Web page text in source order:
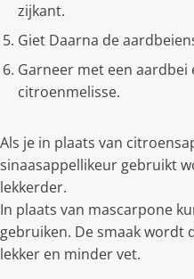
zijkant.
Giet Daarna de
Garneer met een
citroenmelisse.
Als je in plaats van
sinaasappellikeur gebruikt
lekkerder.
In plaats van mascarpone
gebruiken. De smaak wordt
lekker en minder vet.